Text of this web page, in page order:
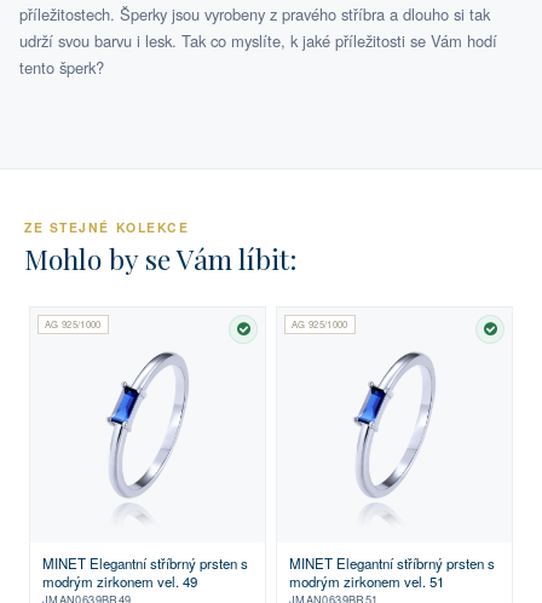
příležitostech. Šperky jsou vyrobeny z pravého stříbra a dlouho si tak
udrží svou barvu i lesk. Tak co myslíte, k jaké příležitosti se Vám hodí
tento šperk?
ZE STEJNÉ KOLEKCE
Mohlo by se Vám líbit:
AG 925/1000
SKLADEM
MINET Elegantní stříbrný prsten s
modrým zirkonem vel. 49
JMAN0639BR49
AG 925/1000
MINET Elegantní stříbrný prsten s
modrým zirkonem vel. 51
JMAN0639BR51